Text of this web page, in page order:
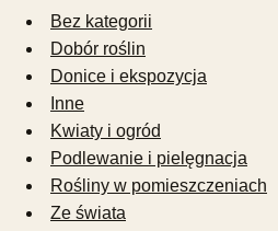
Bez kategorii
Dobór roślin
Donice i ekspozycja
Inne
Kwiaty i ogród
Podlewanie i pielęgnacja
Rośliny w pomieszczeniach
Ze świata